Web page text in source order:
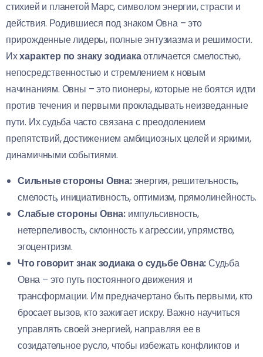
стихией и планетой Марс, символом энергии, страсти и
действия. Родившиеся под знаком Овна – это
прирожденные лидеры, полные энтузиазма и решимости.
Иххарактер по знаку зодиакаотличается смелостью,
непосредственностью и стремлением к новым
начинаниям. Овны – это пионеры, которые не боятся идти
против течения и первыми прокладывать неизведанные
пути. Их судьба часто связана с преодолением
препятствий, достижением амбициозных целей и яркими,
динамичными событиями.
Сильные стороны Овна:энергия, решительность,
смелость, инициативность, оптимизм, прямолинейность.
Слабые стороны Овна: импульсивность,
нетерпеливость, склонность к агрессии, упрямство,
эгоцентризм.
Что говорит знак зодиака о судьбе Овна:Судьба
Овна – это путь постоянного движения и
трансформации. Им предначертано быть первыми, кто
бросает вызов, кто зажигает искру. Важно научиться
управлять своей энергией, направляя ее в
созидательное русло, чтобы избежать конфликтов и